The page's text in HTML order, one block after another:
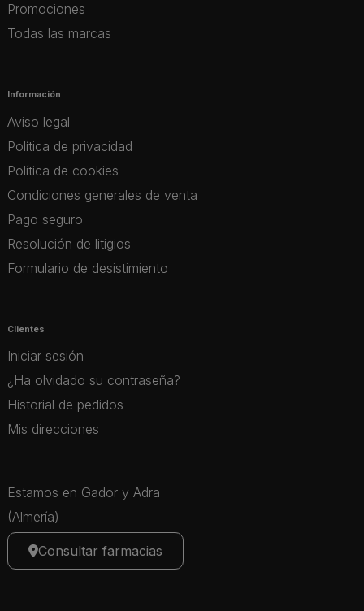
Promociones
Todas las marcas
Información
Aviso legal
Política de privacidad
Política de cookies
Condiciones generales de venta
Pago seguro
Resolución de litigios
Formulario de desistimiento
Clientes
Iniciar sesión
¿Ha olvidado su contraseña?
Historial de pedidos
Mis direcciones
Estamos en Gador y Adra
(Almería)
Consultar farmacias